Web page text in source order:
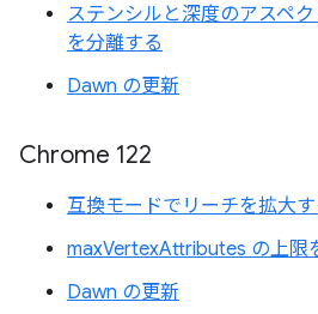
ステンシルと深度のアスペ
を分離する
Dawn の更新
Chrome 122
互換モードでリーチを拡大す
maxVertexAttributes の上限
Dawn の更新